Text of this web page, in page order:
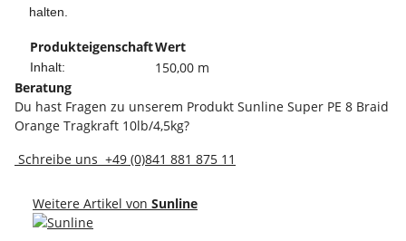
halten.
ProdukteigenschaftWert
Inhalt:
150,00 m
Beratung
Du hast Fragen zu unserem Produkt Sunline Super PE 8 Braid
Orange Tragkraft 10lb/4,5kg?
Schreibe uns +49 (0)841 881 875 11
Weitere Artikel von Sunline